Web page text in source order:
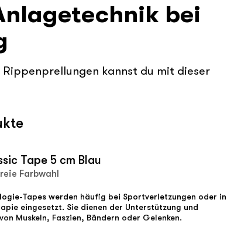
bei
kannst du mit dieser
Tape 5 cm Blau
Farbwahl
Tapes werden häufig bei Sportverletzungen oder in
eingesetzt. Sie dienen der Unterstützung und
Muskeln, Faszien, Bändern oder Gelenken.